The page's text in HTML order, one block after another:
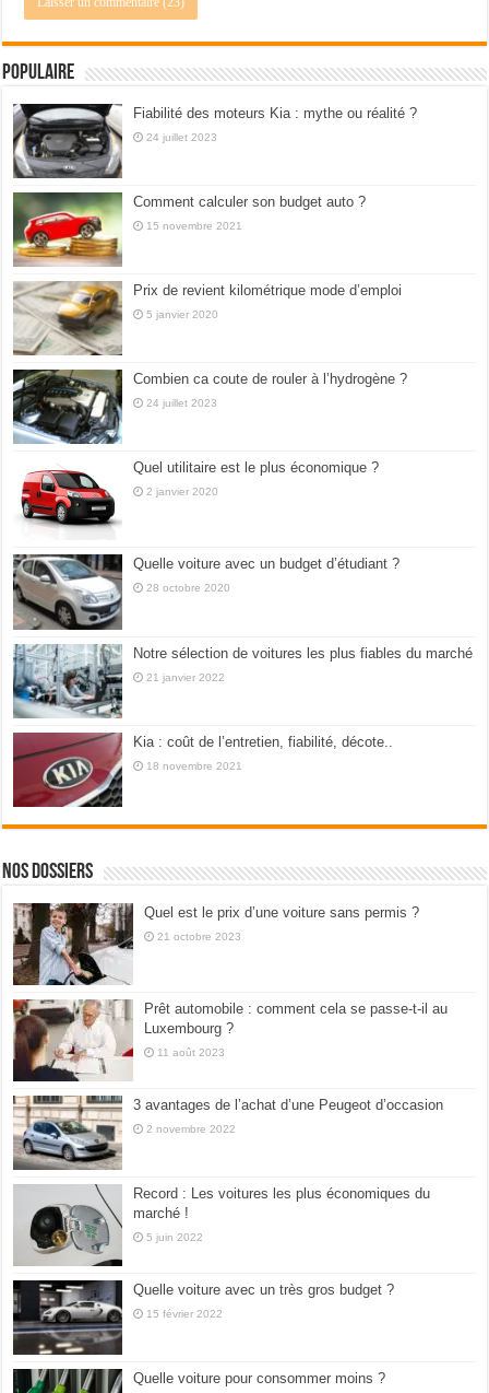
Populaire
Fiabilité des moteurs Kia : mythe ou réalité ?
24 juillet 2023
Comment calculer son budget auto ?
15 novembre 2021
Prix de revient kilométrique mode d’emploi
5 janvier 2020
Combien ca coute de rouler à l’hydrogène ?
24 juillet 2023
Quel utilitaire est le plus économique ?
2 janvier 2020
Quelle voiture avec un budget d’étudiant ?
28 octobre 2020
Notre sélection de voitures les plus fiables du marché
21 janvier 2022
Kia : coût de l’entretien, fiabilité, décote..
18 novembre 2021
Nos dossiers
Quel est le prix d’une voiture sans permis ?
21 octobre 2023
Prêt automobile : comment cela se passe-t-il au
Luxembourg ?
11 août 2023
3 avantages de l’achat d’une Peugeot d’occasion
2 novembre 2022
Record : Les voitures les plus économiques du
marché !
5 juin 2022
Quelle voiture avec un très gros budget ?
15 février 2022
Quelle voiture pour consommer moins ?